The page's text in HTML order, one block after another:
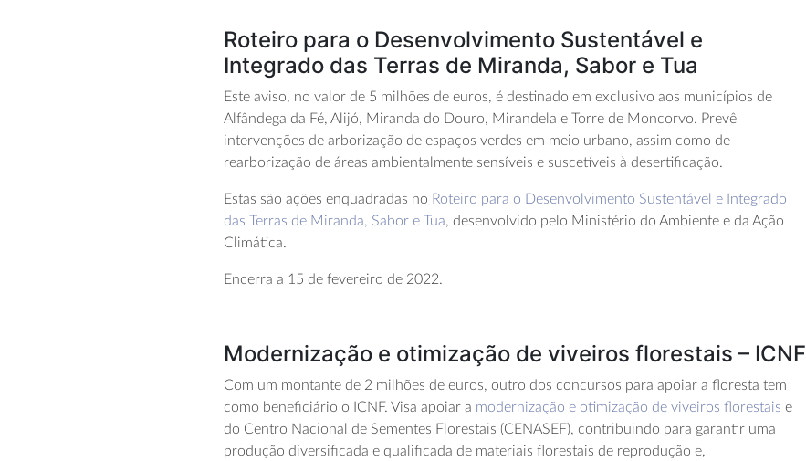
Roteiro para o Desenvolvimento Sustentável e
Integrado das Terras de Miranda, Sabor e Tua
Este aviso, no valor de 5 milhões de euros, é destinado em exclusivo aos municípios de
Alfândega da Fé, Alijó, Miranda do Douro, Mirandela e Torre de Moncorvo. Prevê
intervenções de arborização de espaços verdes em meio urbano, assim como de
rearborização de áreas ambientalmente sensíveis e suscetíveis à desertificação.
Estas são ações enquadradas no Roteiro para o Desenvolvimento Sustentável e Integrado
das Terras de Miranda, Sabor e Tua, desenvolvido pelo Ministério do Ambiente e da Ação
Climática.
Encerra a 15 de fevereiro de 2022.
Modernização e otimização de viveiros florestais – ICNF
Com um montante de 2 milhões de euros, outro dos concursos para apoiar a floresta tem
como beneficiário o ICNF. Visa apoiar a modernização e otimização de viveiros florestais e
do Centro Nacional de Sementes Florestais (CENASEF), contribuindo para garantir uma
produção diversificada e qualificada de materiais florestais de reprodução e,